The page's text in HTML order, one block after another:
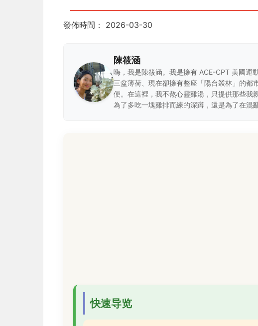
發佈時間： 2026-03-30
陳筱涵
嗨，我是陳筱涵。我是擁有 ACE-CPT 美國運
三盆薄荷、現在卻擁有整座「陽台叢林」的都
便。在這裡，我不熬心靈雞湯，只提供那些
為了多吃一塊雞排而練的深蹲，還是為了在混
快速导览